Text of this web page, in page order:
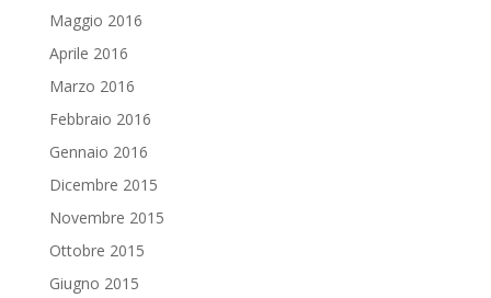
Maggio 2016
Aprile 2016
Marzo 2016
Febbraio 2016
Gennaio 2016
Dicembre 2015
Novembre 2015
Ottobre 2015
Giugno 2015